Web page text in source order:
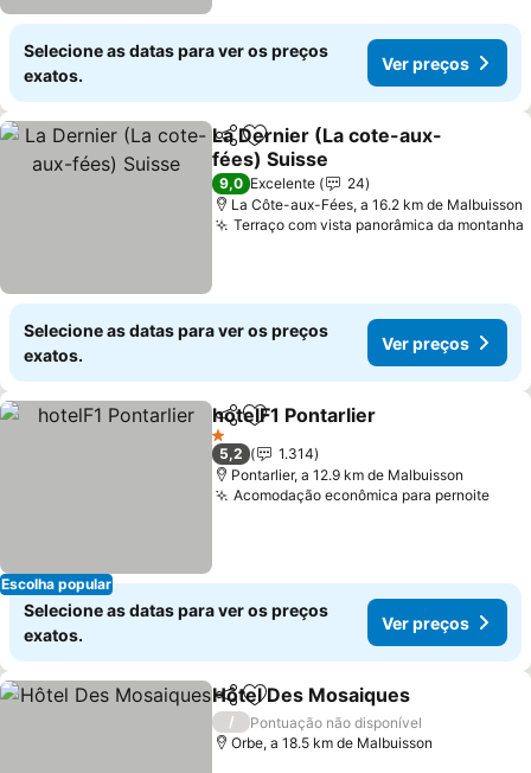
Selecione as datas para ver os preços
exatos.
Ver preços
PartilharAdicionar aos favoritos
La Dernier (La cote-aux-
fées) Suisse
Ver preços
9,0 Excelente
24
La Côte-aux-Fées, a 16.2 km de Malbuisson
Terraço com vista panorâmica da montanha
Selecione as datas para ver os preços
exatos.
Ver preços
Escolha popular
PartilharAdicionar aos favoritos
hotelF1 Pontarlier
1 Estrelas
5,2
1.314
Pontarlier, a 12.9 km de Malbuisson
Acomodação econômica para pernoiteVer
Selecione as datas para ver os preços
exatos.
Ver preços
PartilharAdicionar aos favoritos
Hôtel Des Mosaiques
/
Pontuação não disponível
Orbe, a 18.5 km de Malbuisson